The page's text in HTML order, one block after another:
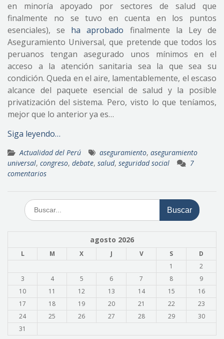
en minoría apoyado por sectores de salud que
finalmente no se tuvo en cuenta en los puntos
esenciales), se ha aprobado finalmente la Ley de
Aseguramiento Universal, que pretende que todos los
peruanos tengan asegurado unos mínimos en el
acceso a la atención sanitaria sea la que sea su
condición. Queda en el aire, lamentablemente, el escaso
alcance del paquete esencial de salud y la posible
privatización del sistema. Pero, visto lo que teníamos,
mejor que lo anterior ya es…
Siga leyendo…
Actualidad del Perú aseguramiento, aseguramiento
universal, congreso, debate, salud, seguridad social
7
comentarios
Buscar:
agosto 2026
L M X J V S
D
1
2
3
4 5 6 7 8
9
10
11 12 13 14 15
16
17
18 19 20 21 22
23
24
25 26 27 28 29
30
31